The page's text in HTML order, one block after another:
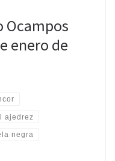
Ocampos
enero de
ajedrez
negra